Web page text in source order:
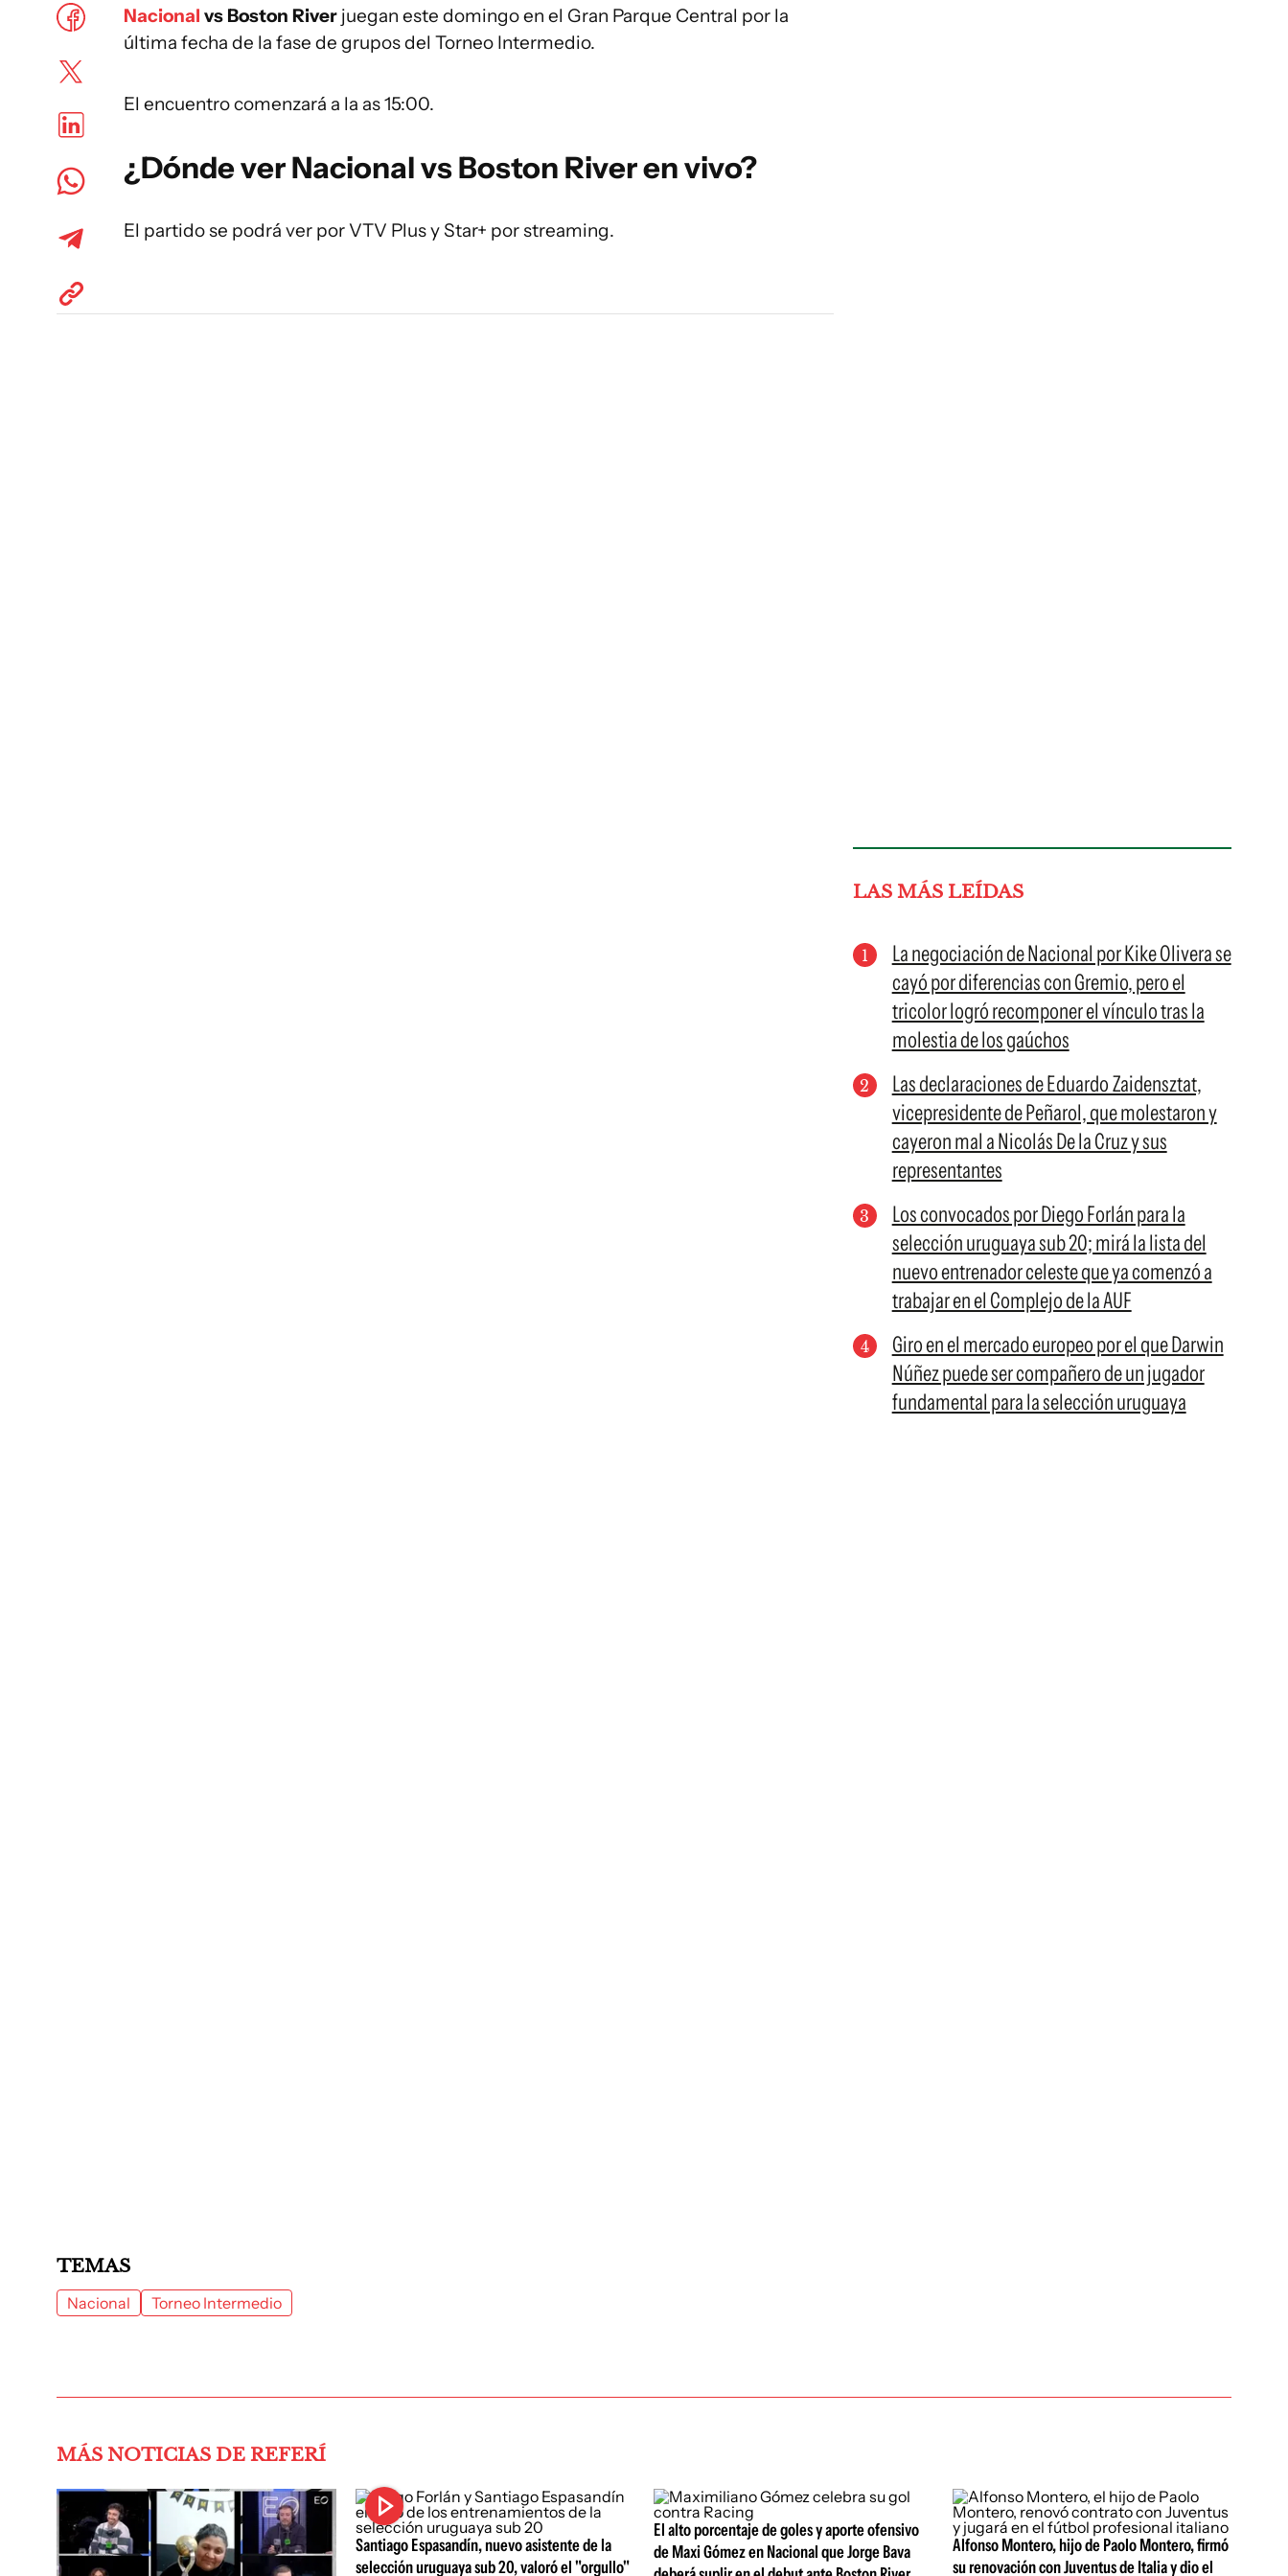
Nacional vs Boston River juegan este domingo en el Gran Parque Central por la
última fecha de la fase de grupos del Torneo Intermedio.
El encuentro comenzará a la as 15:00.
¿Dónde ver Nacional vs Boston River en vivo?
El partido se podrá ver por VTV Plus y Star+ por streaming.
LAS MÁS LEÍDAS
La negociación de Nacional por Kike Olivera se
cayó por diferencias con Gremio, pero el
tricolor logró recomponer el vínculo tras la
molestia de los gaúchos
Las declaraciones de Eduardo Zaidensztat,
vicepresidente de Peñarol, que molestaron y
cayeron mal a Nicolás De la Cruz y sus
representantes
Los convocados por Diego Forlán para la
selección uruguaya sub 20; mirá la lista del
nuevo entrenador celeste que ya comenzó a
trabajar en el Complejo de la AUF
Giro en el mercado europeo por el que Darwin
Núñez puede ser compañero de un jugador
fundamental para la selección uruguaya
TEMAS
Nacional Torneo Intermedio
MÁS NOTICIAS DE REFERÍ
Santiago Espasandín, nuevo asistente de la
selección uruguaya sub 20, valoró el "orgullo"
El alto porcentaje de goles y aporte ofensivo
de Maxi Gómez en Nacional que Jorge Bava
Alfonso Montero, hijo de Paolo Montero, firmó
su renovación con Juventus de Italia y dio el